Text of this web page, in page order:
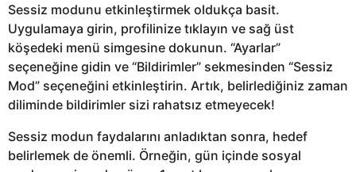
Sessiz modunu etkinleştirmek oldukça basit.
Uygulamaya girin, profilinize tıklayın ve sağ üst
köşedeki menü simgesine dokunun. “Ayarlar”
seçeneğine gidin ve “Bildirimler” sekmesinden “Sessiz
Mod” seçeneğini etkinleştirin. Artık, belirlediğiniz zaman
diliminde bildirimler sizi rahatsız etmeyecek!
Sessiz modun faydalarını anladıktan sonra, hedef
belirlemek de önemli. Örneğin, gün içinde sosyal